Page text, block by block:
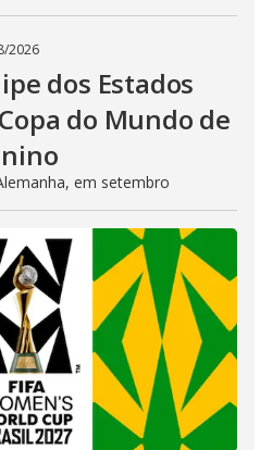
2026
dos Estados
do Mundo de
em setembro